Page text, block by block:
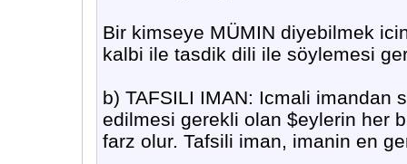
Bir kimseye MÜMIN diyebilmek
kalbi ile tasdik dili ile söylemesi
b) TAFSILI IMAN: Icmali imandan
edilmesi gerekli olan $eylerin her
farz olur. Tafsili iman, imanin en